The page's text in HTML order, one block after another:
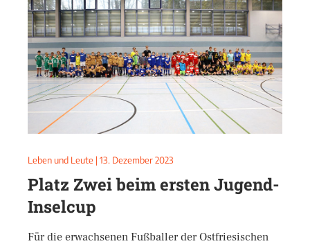
Leben und Leute | 13. Dezember 2023
Platz Zwei beim ersten Jugend-
Inselcup
Für die erwachsenen Fußballer der Ostfriesischen